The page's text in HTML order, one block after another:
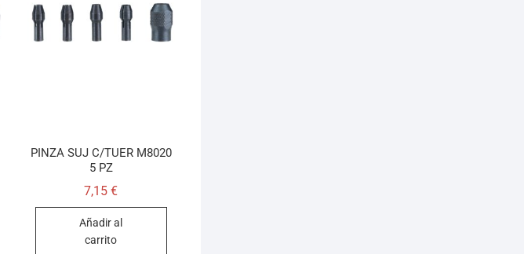
PINZA SUJ C/TUER M8020
5 PZ
7,15€
Añadir al
carrito